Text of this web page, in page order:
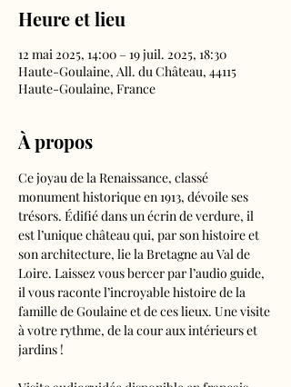
Heure et lieu
12 mai 2025, 14:00 – 19 juil. 2025, 18:30
Haute-Goulaine, All. du Château, 44115
Haute-Goulaine, France
À propos
Ce joyau de la Renaissance, classé
monument historique en 1913, dévoile ses
trésors. Édifié dans un écrin de verdure, il
est l’unique château qui, par son histoire et
son architecture, lie la Bretagne au Val de
Loire. Laissez vous bercer par l’audio guide,
il vous raconte l’incroyable histoire de la
famille de Goulaine et de ces lieux. Une visite
à votre rythme, de la cour aux intérieurs et
jardins !